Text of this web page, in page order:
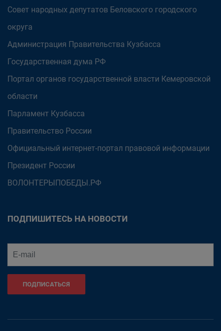
Совет народных депутатов Беловского городского
округа
Администрация Правительства Кузбасса
Государственная дума РФ
Портал органов государственной власти Кемеровской
области
Парламент Кузбасса
Правительство России
Официальный интернет-портал правовой информации
Президент России
ВОЛОНТЕРЫПОБЕДЫ.РФ
ПОДПИШИТЕСЬ НА НОВОСТИ
ПОДПИСАТЬСЯ